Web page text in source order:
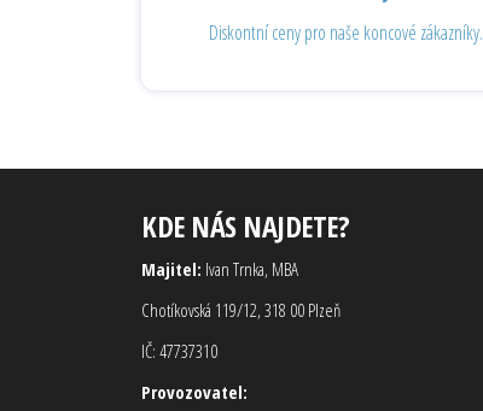
Diskontní ceny pro naše koncové zákazníky.
KDE NÁS NAJDETE?
Majitel: Ivan Trnka, MBA
Chotíkovská 119/12, 318 00 Plzeň
IČ: 47737310
Provozovatel: